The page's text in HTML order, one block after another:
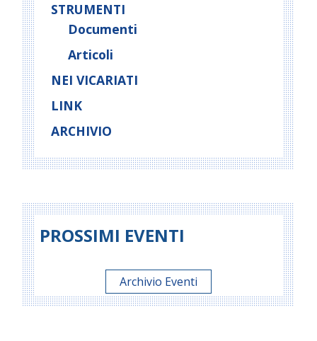
STRUMENTI
Documenti
Articoli
NEI VICARIATI
LINK
ARCHIVIO
PROSSIMI EVENTI
Archivio Eventi